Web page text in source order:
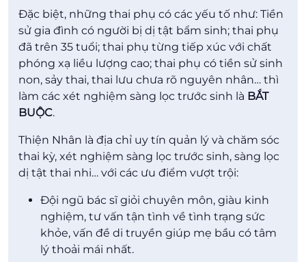
Đặc biệt, những thai phụ có các yếu tố như: Tiền
sử gia đình có người bị dị tật bẩm sinh; thai phụ
đã trên 35 tuổi; thai phụ từng tiếp xúc với chất
phóng xạ liều lượng cao; thai phụ có tiền sử sinh
non, sảy thai, thai lưu chưa rõ nguyên nhân… thì
làm các xét nghiệm sàng lọc trước sinh là BẮT
BUỘC.
Thiện Nhân là địa chỉ uy tín quản lý và chăm sóc
thai kỳ, xét nghiệm sàng lọc trước sinh, sàng lọc
dị tật thai nhi… với các ưu điểm vượt trội:
Đội ngũ bác sĩ giỏi chuyên môn, giàu kinh
nghiệm, tư vấn tận tình về tình trạng sức
khỏe, vấn đề di truyền giúp mẹ bầu có tâm
lý thoải mái nhất.